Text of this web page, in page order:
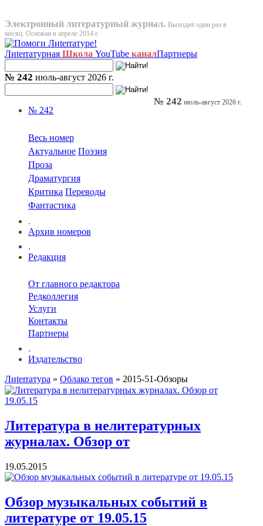
Электронный литературный журнал. Выходит один раз в
месяц. Основан в апреле 2014 г.
Лиterraтурная Школа YouTube каналПартнеры
№ 242 июль-август 2026 г.
№ 242
Весь номер
Актуальное Поэзия
Проза
Драматургия
Критика Переводы
Фантастика
.
Архив номеров
.
Редакция
От главного редактора
Редколлегия
Услуги
Контакты
Партнеры
.
Издательство
№ 242 июль-август 2026 г.
Лиterraтура » Облако тегов » 2015-51-Обзоры
Литература в нелитературных
журналах. Обзор от
19.05.2015
Обзор музыкальных событий в
литературе от 19.05.15